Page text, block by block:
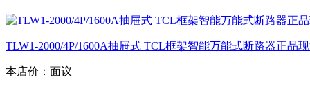
TLW1-2000/4P/1600A抽屉式 TCL框架智能万能式断路器正品
本店价： 面议